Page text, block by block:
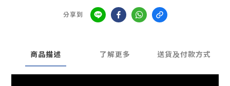
分享到
商品描述 了解更多 送貨及付款方式